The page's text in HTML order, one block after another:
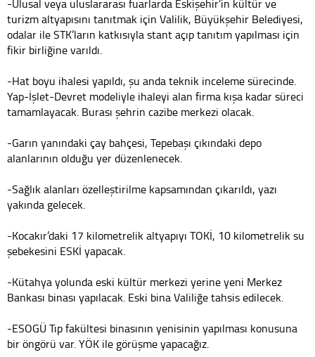
-Ulusal veya uluslararası fuarlarda Eskişehir’in kültür ve
turizm altyapısını tanıtmak için Valilik, Büyükşehir Belediyesi,
odalar ile STK’ların katkısıyla stant açıp tanıtım yapılması için
fikir birliğine varıldı.
-Hat boyu ihalesi yapıldı, şu anda teknik inceleme sürecinde.
Yap-İşlet-Devret modeliyle ihaleyi alan firma kışa kadar süreci
tamamlayacak. Burası şehrin cazibe merkezi olacak.
-Garın yanındaki çay bahçesi, Tepebaşı çıkındaki depo
alanlarının olduğu yer düzenlenecek.
-Sağlık alanları özelleştirilme kapsamından çıkarıldı, yazı
yakında gelecek.
-Kocakır’daki 17 kilometrelik altyapıyı TOKİ, 10 kilometrelik su
şebekesini ESKİ yapacak.
-Kütahya yolunda eski kültür merkezi yerine yeni Merkez
Bankası binası yapılacak. Eski bina Valiliğe tahsis edilecek.
-ESOGÜ Tıp fakültesi binasının yenisinin yapılması konusuna
bir öngörü var. YÖK ile görüşme yapacağız.